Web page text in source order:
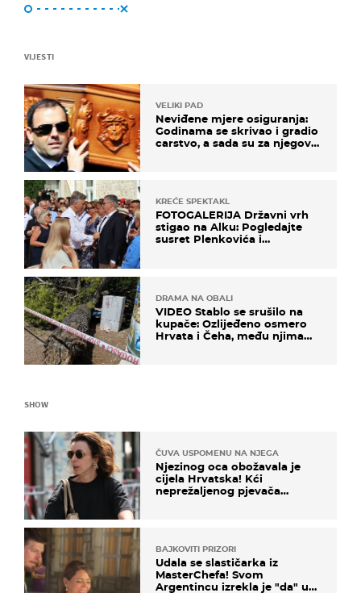
VIJESTI
VELIKI PAD
Neviđene mjere osiguranja:
Godinama se skrivao i gradio
carstvo, a sada su za njegovo
KREĆE SPEKTAKL
FOTOGALERIJA Državni vrh
stigao na Alku: Pogledajte
susret Plenkovića i
DRAMA NA OBALI
VIDEO Stablo se srušilo na
kupače: Ozlijeđeno osmero
Hrvata i Čeha, među njima
SHOW
ČUVA USPOMENU NA NJEGA
Njezinog oca obožavala je
cijela Hrvatska! Kći
neprežaljenog pjevača
BAJKOVITI PRIZORI
Udala se slastičarka iz
MasterChefa! Svom
Argentincu izrekla je "da" u